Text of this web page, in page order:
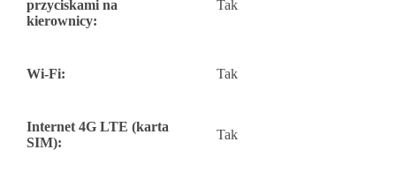
przyciskami na
kierownicy:
Tak
Wi-Fi: Tak
Internet 4G LTE (karta
SIM):
Tak